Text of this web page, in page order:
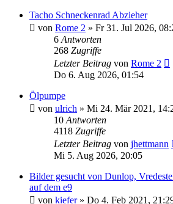
Tacho Schneckenrad Abzieher
von Rome 2 » Fr 31. Jul 2026,
6 Antworten
268 Zugriffe
Letzter Beitrag von Rome 2
Do 6. Aug 2026, 01:54
Ölpumpe
von ulrich » Mi 24. Mär 2021,
10 Antworten
4118 Zugriffe
Letzter Beitrag von jhettmann
Mi 5. Aug 2026, 20:05
Bilder gesucht von Dunlop,
auf dem e9
von kiefer» Do 4. Feb 2021,